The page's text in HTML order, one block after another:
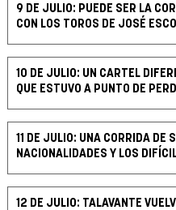
9 DE JULIO: PUEDE SER LA
CON LOS TOROS DE JOSÉ
10 DE JULIO: UN CARTEL
QUE ESTUVO A PUNTO DE
11 DE JULIO: UNA CORRIDA DE
NACIONALIDADES Y LOS
12 DE JULIO: TALAVANTE